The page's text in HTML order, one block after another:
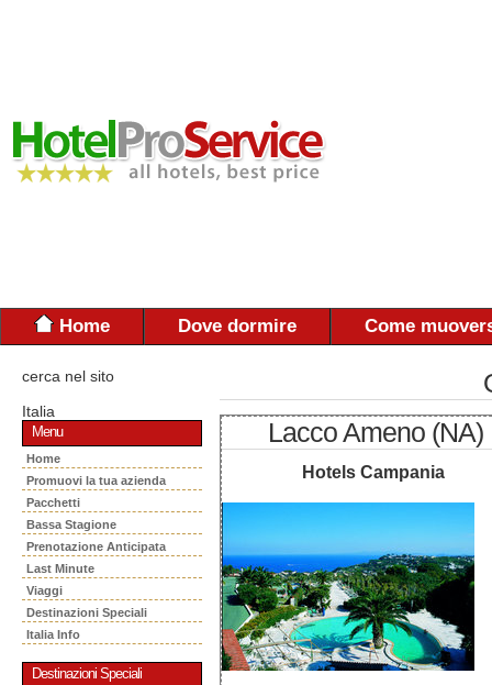
Home Dove dormire Come
cerca nel sito
Italia
Menu
Home
Promuovi la tua azienda
Pacchetti
Bassa Stagione
Prenotazione Anticipata
Last Minute
Viaggi
Destinazioni Speciali
Italia Info
Destinazioni Speciali
Lacco Ameno (NA)
Hotels Campania